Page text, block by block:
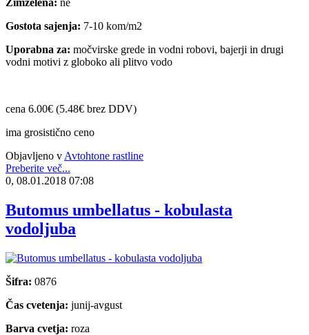
Zimzelena: ne
Gostota sajenja: 7-10 kom/m2
Uporabna za: močvirske grede in vodni robovi, bajerji in drugi
vodni motivi z globoko ali plitvo vodo
cena 6.00€ (5.48€ brez DDV)
ima grosistično ceno
Objavljeno v Avtohtone rastline
Preberite več...
0, 08.01.2018 07:08
Butomus umbellatus - kobulasta
vodoljuba
Šifra: 0876
Čas cvetenja: junij-avgust
Barva cvetja: roza